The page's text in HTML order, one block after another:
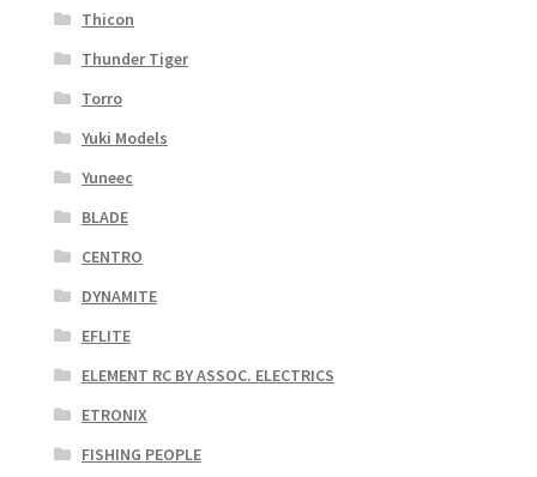
Thicon
Thunder Tiger
Torro
Yuki Models
Yuneec
BLADE
CENTRO
DYNAMITE
EFLITE
ELEMENT RC BY ASSOC. ELECTRICS
ETRONIX
FISHING PEOPLE